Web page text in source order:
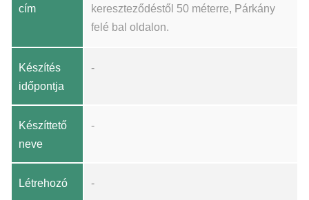
cím
kereszteződéstől 50 méterre, Párkány
felé bal oldalon.
Készítés
időpontja
-
Készíttető
neve
-
Létrehozó -